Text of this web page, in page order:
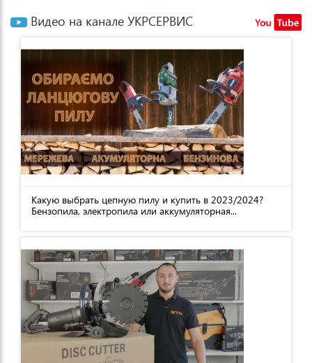
Видео на канале УКРСЕРВИС
Какую выбрать цепную пилу и купить в 2023/2024?
Бензопила, электропила или аккумуляторная...